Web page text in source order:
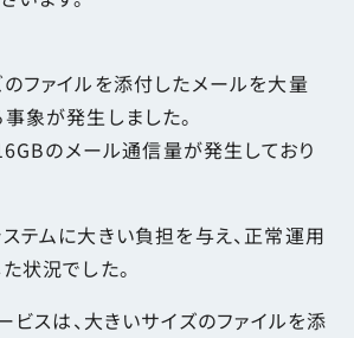
ファイルを添付したメールを大量
象が発生しました。
のメール通信量が発生しており
テムに大きい負担を与え、正常運用
状況でした。
スは、大きいサイズのファイルを添